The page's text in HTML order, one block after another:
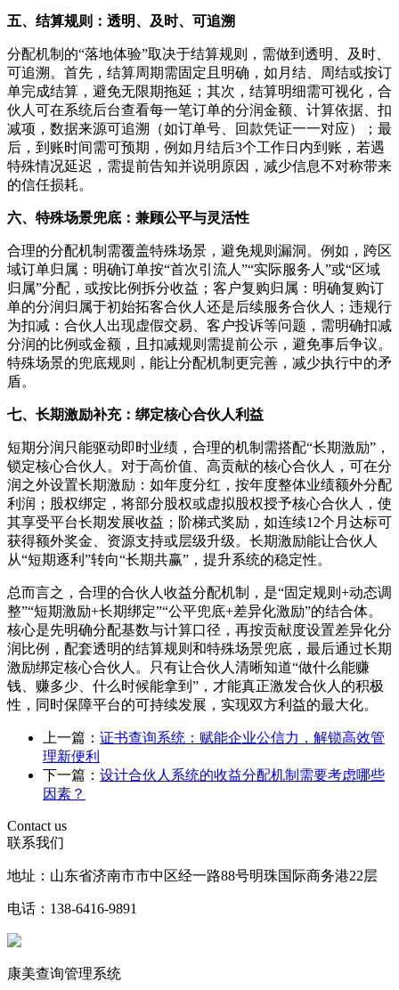
五、结算规则：透明、及时、可追溯
分配机制的“落地体验”取决于结算规则，需做到透明、及时、
可追溯。首先，结算周期需固定且明确，如月结、周结或按订
单完成结算，避免无限期拖延；其次，结算明细需可视化，合
伙人可在系统后台查看每一笔订单的分润金额、计算依据、扣
减项，数据来源可追溯（如订单号、回款凭证一一对应）；最
后，到账时间需可预期，例如月结后3个工作日内到账，若遇
特殊情况延迟，需提前告知并说明原因，减少信息不对称带来
的信任损耗。
六、特殊场景兜底：兼顾公平与灵活性
合理的分配机制需覆盖特殊场景，避免规则漏洞。例如，跨区
域订单归属：明确订单按“首次引流人”“实际服务人”或“区域
归属”分配，或按比例拆分收益；客户复购归属：明确复购订
单的分润归属于初始拓客合伙人还是后续服务合伙人；违规行
为扣减：合伙人出现虚假交易、客户投诉等问题，需明确扣减
分润的比例或金额，且扣减规则需提前公示，避免事后争议。
特殊场景的兜底规则，能让分配机制更完善，减少执行中的矛
盾。
七、长期激励补充：绑定核心合伙人利益
短期分润只能驱动即时业绩，合理的机制需搭配“长期激励”，
锁定核心合伙人。对于高价值、高贡献的核心合伙人，可在分
润之外设置长期激励：如年度分红，按年度整体业绩额外分配
利润；股权绑定，将部分股权或虚拟股权授予核心合伙人，使
其享受平台长期发展收益；阶梯式奖励，如连续12个月达标可
获得额外奖金、资源支持或层级升级。长期激励能让合伙人
从“短期逐利”转向“长期共赢”，提升系统的稳定性。
总而言之，合理的合伙人收益分配机制，是“固定规则+动态调
整”“短期激励+长期绑定”“公平兜底+差异化激励”的结合体。
核心是先明确分配基数与计算口径，再按贡献度设置差异化分
润比例，配套透明的结算规则和特殊场景兜底，最后通过长期
激励绑定核心合伙人。只有让合伙人清晰知道“做什么能赚
钱、赚多少、什么时候能拿到”，才能真正激发合伙人的积极
性，同时保障平台的可持续发展，实现双方利益的最大化。
上一篇： 证书查询系统：赋能企业公信力，解锁高效管
理新便利
下一篇： 设计合伙人系统的收益分配机制需要考虑哪些
因素？
Contact us
联系我们
地址：山东省济南市市中区经一路88号明珠国际商务港22层
电话：138-6416-9891
康美查询管理系统